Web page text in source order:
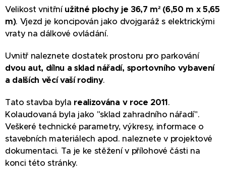
Velikost vnitřníužitné plochy je 36,7 m² (6,50 m x 5,65
m). Vjezd je koncipován jako dvojgaráž s elektrickými
vraty na dálkové ovládání.
Uvnitř naleznete dostatek prostoru pro parkování
dvou aut, dílnu a sklad nářadí, sportovního vybavení
a dalších věcí vaší rodiny.
Tato stavba byla realizována v roce 2011.
Kolaudovaná byla jako "sklad zahradního nářadí".
Veškeré technické parametry, výkresy, informace o
stavebních materiálech apod. naleznete v projektové
dokumentaci. Ta je ke stěžení v přílohové části na
konci této stránky.